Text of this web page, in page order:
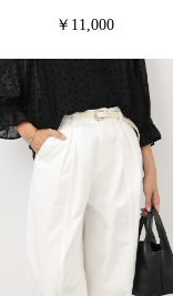
￥11,000